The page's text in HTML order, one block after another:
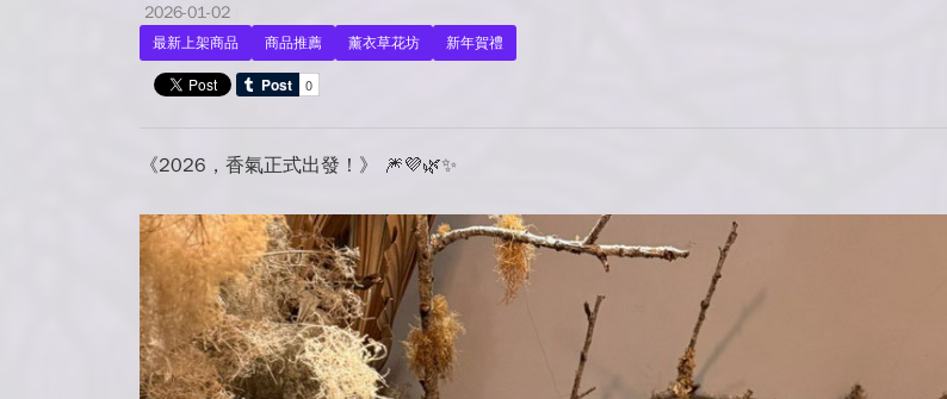
2026-01-02
最新上架商品 商品推薦 薰衣草花坊 新年賀禮
《2026，香氣正式出發！》 🎆💜🌿✨